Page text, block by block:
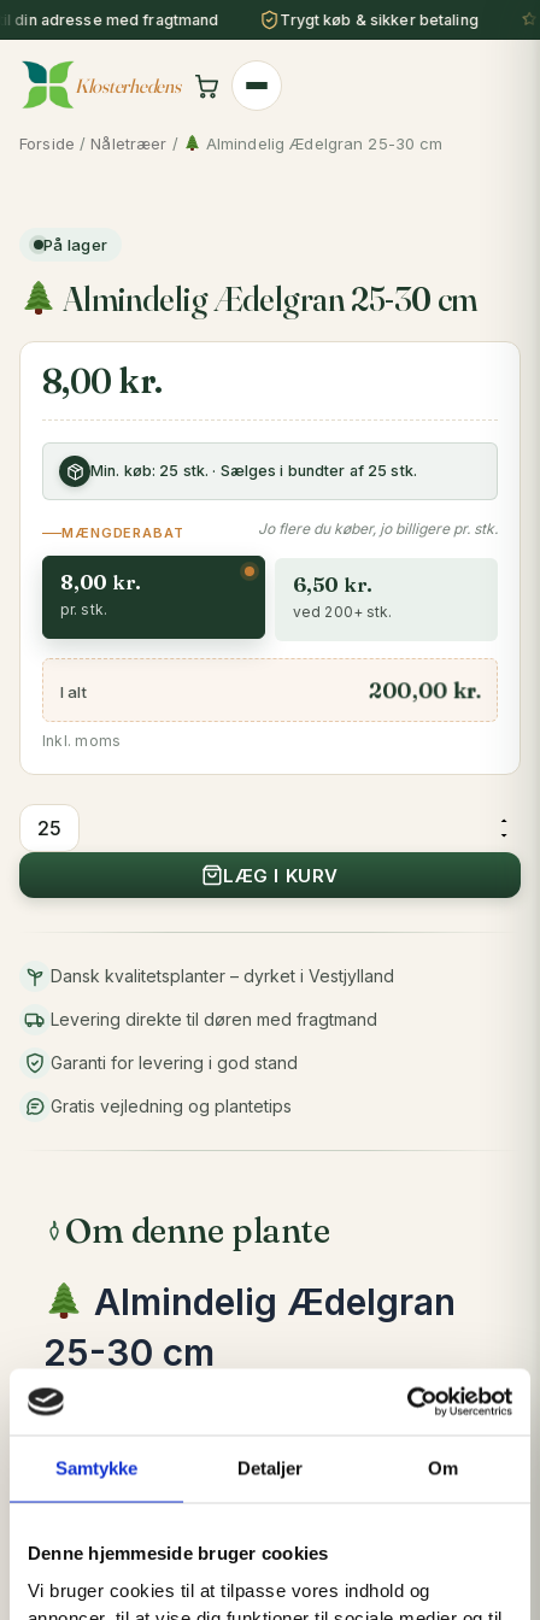
Samtykke Detaljer Om
Denne hjemmeside bruger cookies
Vi bruger cookies til at tilpasse vores indhold og
Gå
til
indholdet
adresse med fragtmand Trygt køb & sikker betaling
Klosterhedens
Forside / Nåletræer / Almindelig Ædelgran 25-30 cm
På lager
Almindelig Ædelgran 25-30 cm
8,00 kr.
Min. køb: 25 stk. · Sælges i bundter af 25 stk.
MÆNGDERABAT Jo flere du køber, jo billigere pr. stk.
8,00 kr.
pr. stk.
6,50 kr.
ved 200+ stk.
I alt 200,00 kr.
Inkl. moms
Almindelig
Ædelgran
25-
antal
LÆG I KURV
Dansk kvalitetsplanter – dyrket i Vestjylland
Levering direkte til døren med fragtmand
Garanti for levering i god stand
Gratis vejledning og plantetips
Om denne plante
Almindelig Ædelgran
25-30 cm
Abies alba
Klassisk ædelgran med smukke
mørkegrønne nåle og flot vækst
Almindelig Ædelgran ( Abies alba
oplagt valg til skovrejsning, læhegn, pyntegrønt